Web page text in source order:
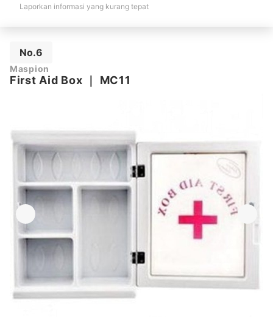
Laporkan informasi yang kurang tepat
No.6
Maspion
First Aid Box ｜ MC11